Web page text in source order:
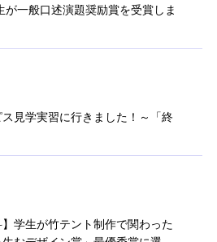
一般口述演題奨励賞を受賞しま
ス見学実習に行きました！～「終
】学生が竹テント制作で関わった